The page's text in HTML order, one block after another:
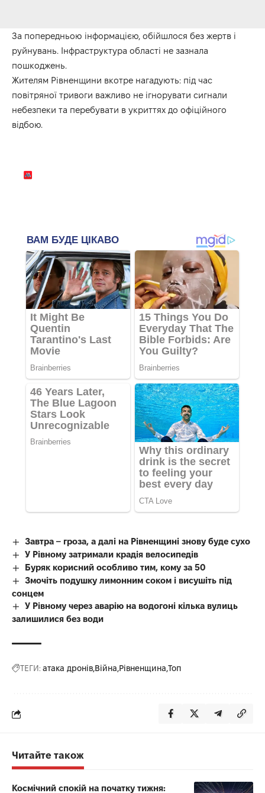
За попередньою інформацією, обійшлося без жертв і
руйнувань. Інфраструктура області не зазнала
пошкоджень.
Жителям Рівненщини вкотре нагадують: під час
повітряної тривоги важливо не ігнорувати сигнали
небезпеки та перебувати в укриттях до офіційного
відбою.
Завтра – гроза, а далі на Рівненщині знову буде сухо
У Рівному затримали крадія велосипедів
Буряк корисний особливо тим, кому за 50
Змочіть подушку лимонним соком і висушіть під
сонцем
У Рівному через аварію на водогоні кілька вулиць
залишилися без води
ТЕГИ: атака дронів Війна Рівненщина Топ
Читайте також
Космічний спокій на початку тижня: